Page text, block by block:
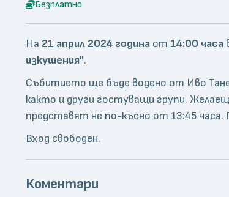
Безплатно
На 21 април 2024 година от 14:00 часа
изкушения".
Събитието ще бъде водено от Иво
както и други гостуващи групи.
представят не по-късно от 13:45
Вход свободен.
Коментари